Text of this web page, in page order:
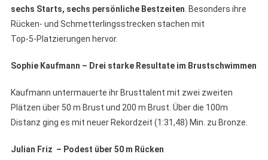
sechs Starts, sechs persönliche Bestzeiten . Besonders ihre
Rücken- und Schmetterlingsstrecken stachen mit
Top‑5‑Platzierungen hervor.
Sophie Kaufmann – Drei starke Resultate im Brustschwimmen
Kaufmann untermauerte ihr Brusttalent mit zwei zweiten
Plätzen über 50 m Brust und 200 m Brust. Über die 100m
Distanz ging es mit neuer Rekordzeit (1:31,48) Min. zu Bronze.
Julian Friz – Podest über 50m Rücken